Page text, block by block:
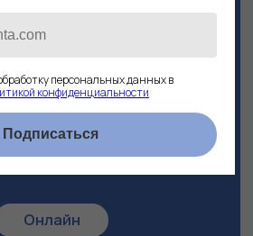
персональных данных в
конфиденциальности
Подписаться